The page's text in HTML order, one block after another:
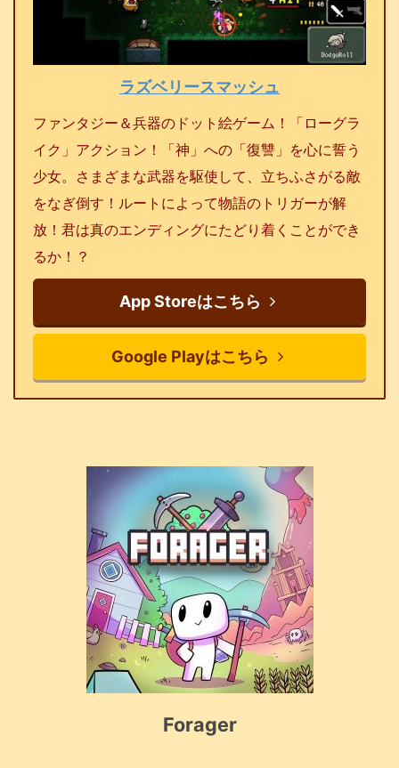
ラズベリースマッシュ
ファンタジー＆兵器のドット絵ゲーム！「ローグラ
イク」アクション！「神」への「復讐」を心に誓う
少女。さまざまな武器を駆使して、立ちふさがる敵
をなぎ倒す！ルートによって物語のトリガーが解
放！君は真のエンディングにたどり着くことができ
るか！？
App Storeはこちら
Google Playはこちら
Forager